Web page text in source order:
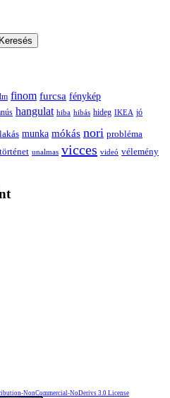
finom furcsa fénykép
hangulat hiba hibás hideg IKEA jó
lakás munka mókás nori probléma
történet unalmas vicces videó vélemény
NonCommercial-NoDerivs 3.0 License